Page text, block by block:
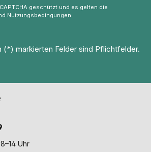
geschützt und es gelten die
Nutzungsbedingungen
(*) markierten Felder sind Pflichtfelder.
Uhr